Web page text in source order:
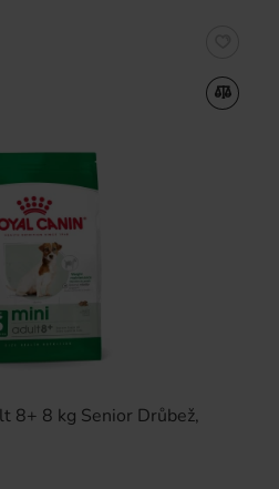
8+ 8 kg Senior Drůbež,